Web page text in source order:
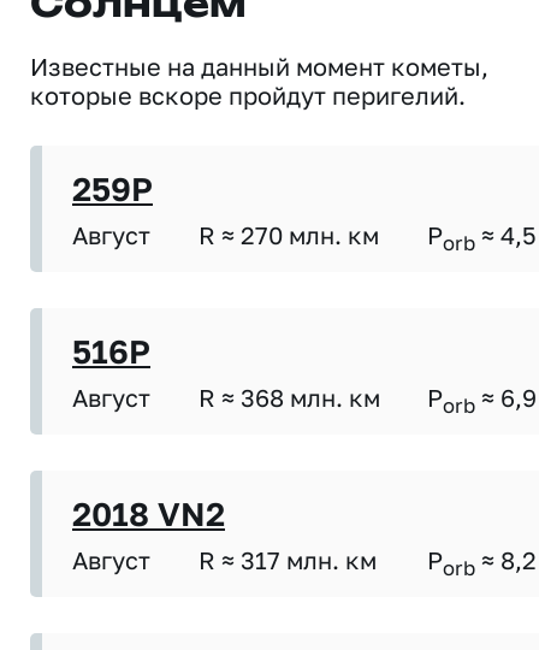
Известные на данный момент кометы,
которые вскоре пройдут перигелий.
259P
Август R ≈ 270 млн. км Porb ≈ 4,5
516P
Август R ≈ 368 млн. км Porb ≈ 6,9
2018 VN2
Август R ≈ 317 млн. км Porb ≈ 8,2